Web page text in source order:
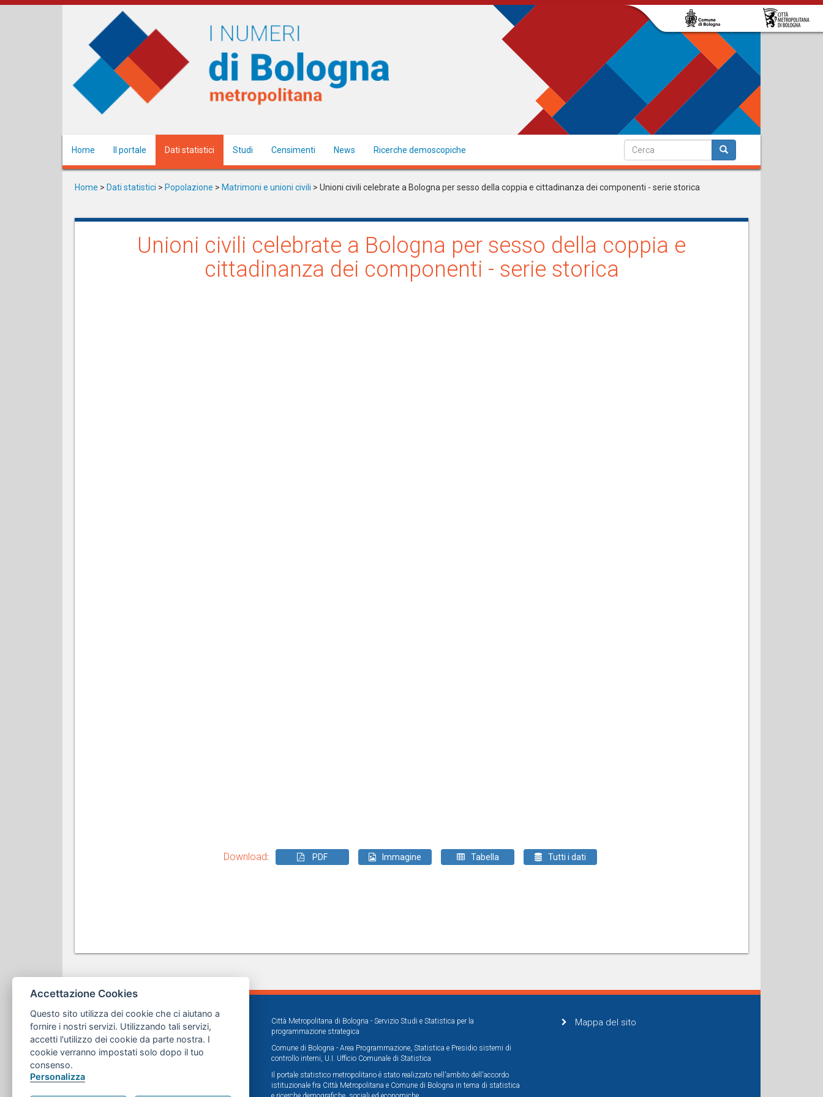
Salta
Home Il portale Dati statistici Studi Censimenti News Ricerche demoscopiche
Form
di
ricerca
Cerca
Home > Dati statistici > Popolazione > Matrimoni e unioni civili > Unioni civili celebrate a Bologna per sesso della coppia e cittadinanza dei componenti - serie storica
Unioni civili celebrate a Bologna per sesso della coppia e
cittadinanza dei componenti - serie storica
Download: PDF Immagine Tabella Tutti i dati
Città Metropolitana di Bologna - Servizio Studi e Statistica per la
programmazione strategica
Comune di Bologna - Area Programmazione, Statistica e Presidio sistemi di
controllo interni, U.I. Ufficio Comunale di Statistica
Il portale statistico metropolitano è stato realizzato nell'ambito dell'accordo
istituzionale fra Città Metropolitana e Comune di Bologna in tema di statistica
Mappa del sito
Accettazione Cookies
Questo sito utilizza dei cookie che ci aiutano a
fornire i nostri servizi. Utilizzando tali servizi,
accetti l'utilizzo dei cookie da parte nostra. I
cookie verranno impostati solo dopo il tuo
consenso.
Personalizza